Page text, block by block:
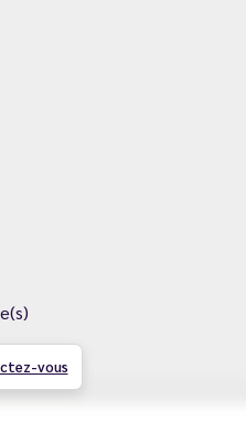
vous